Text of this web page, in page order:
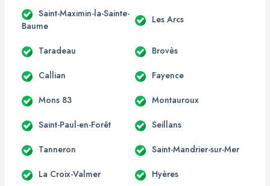
Saint-Maximin-la-Sainte-
Baume
Les Arcs
Taradeau Brovès
Callian Fayence
Mons 83 Montauroux
Saint-Paul-en-Forêt Seillans
Tanneron Saint-Mandrier-sur-Mer
La Croix-Valmer Hyères